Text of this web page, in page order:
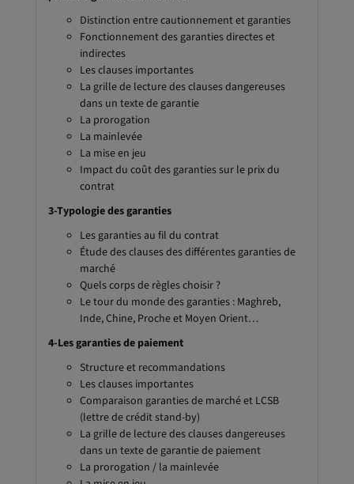
Distinction entre cautionnement et garanties
Fonctionnement des garanties directes et
indirectes
Les clauses importantes
La grille de lecture des clauses dangereuses
dans un texte de garantie
La prorogation
La mainlevée
La mise en jeu
Impact du coût des garanties sur le prix du
contrat
3-Typologie des garanties
Les garanties au fil du contrat
Étude des clauses des différentes garanties de
marché
Quels corps de règles choisir ?
Le tour du monde des garanties : Maghreb,
Inde, Chine, Proche et Moyen Orient…
4-Les garanties de paiement
Structure et recommandations
Les clauses importantes
Comparaison garanties de marché et LCSB
(lettre de crédit stand-by)
La grille de lecture des clauses dangereuses
dans un texte de garantie de paiement
La prorogation / la mainlevée